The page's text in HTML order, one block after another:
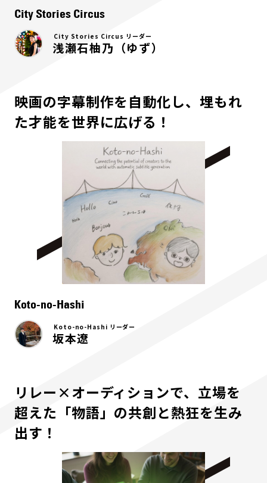
City Stories Circus
City Stories Circus リーダー
浅瀬石柚乃（ゆず）
映画の字幕制作を自動化し、埋もれ
た才能を世界に広げる！
Koto-no-Hashi
Koto-no-Hashi リーダー
坂本遼
リレー×オーディションで、立場を
超えた「物語」の共創と熱狂を生み
出す！